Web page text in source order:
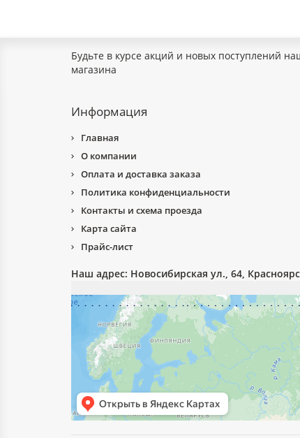
Будьте в курсе акций и новых поступлений
магазина
Информация
Главная
О компании
Оплата и доставка заказа
Политика конфиденциальности
Контакты и схема проезда
Карта сайта
Прайс-лист
Наш адрес: Новосибирская ул., 64,